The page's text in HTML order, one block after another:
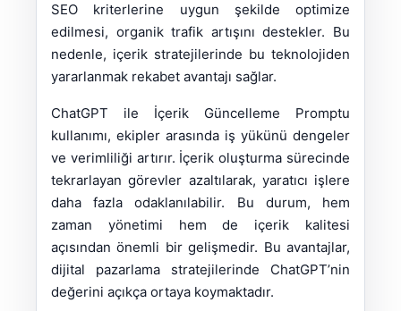
SEO kriterlerine uygun şekilde optimize
edilmesi, organik trafik artışını destekler. Bu
nedenle, içerik stratejilerinde bu teknolojiden
yararlanmak rekabet avantajı sağlar.
ChatGPT ile İçerik Güncelleme Promptu
kullanımı, ekipler arasında iş yükünü dengeler
ve verimliliği artırır. İçerik oluşturma sürecinde
tekrarlayan görevler azaltılarak, yaratıcı işlere
daha fazla odaklanılabilir. Bu durum, hem
zaman yönetimi hem de içerik kalitesi
açısından önemli bir gelişmedir. Bu avantajlar,
dijital pazarlama stratejilerinde ChatGPT’nin
değerini açıkça ortaya koymaktadır.